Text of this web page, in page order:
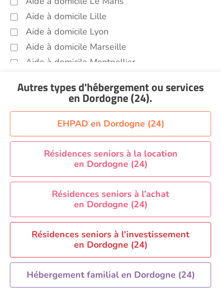
Aide à domicile Lille
Aide à domicile Lyon
Aide à domicile Marseille
Aide à domicile Montpellier
Aide à domicile Nice
Aide à domicile Nîmes
Aide à domicile Orléans
Aide à domicile Paris
Aide à domicile Perpignan
Aide à domicile Rennes
Aide à domicile Saint-Etienne
Aide à domicile Toulouse
Recherche par ville
Autres types d'hébergement ou services
en Dordogne (24).
EHPAD en Dordogne (24)
Résidences seniors à la location
en Dordogne (24)
Résidences seniors à l’achat
en Dordogne (24)
Résidences seniors à l’investissement
en Dordogne (24)
Hébergement familial en Dordogne (24)